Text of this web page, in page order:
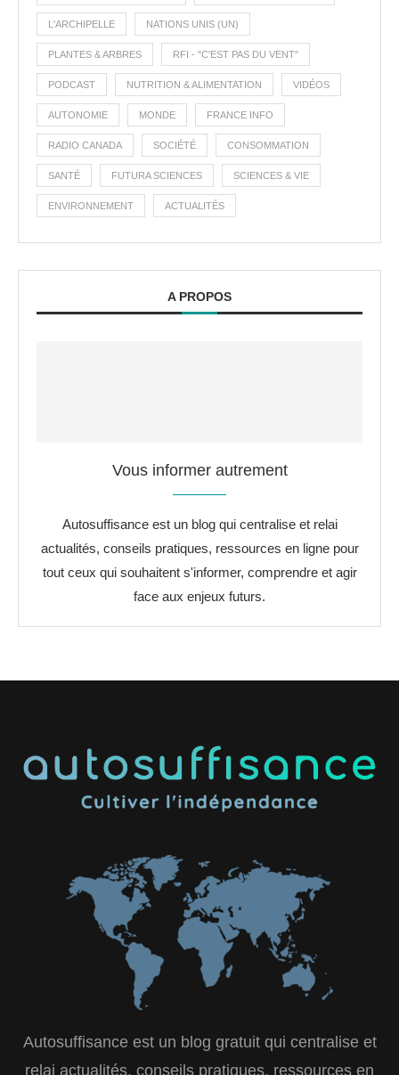
L'ARCHIPELLE NATIONS UNIS (UN)
PLANTES & ARBRES RFI - "C'EST PAS DU VENT"
PODCAST NUTRITION & ALIMENTATION VIDÉOS
AUTONOMIE MONDE FRANCE INFO
RADIO CANADA SOCIÉTÉ CONSOMMATION
SANTÉ FUTURA SCIENCES SCIENCES & VIE
ENVIRONNEMENT ACTUALITÉS
A PROPOS
Vous informer autrement
Autosuffisance est un blog qui centralise et relai
actualités, conseils pratiques, ressources en ligne pour
tout ceux qui souhaitent s'informer, comprendre et agir
face aux enjeux futurs.
Autosuffisance est un blog gratuit qui centralise et
relai actualités, conseils pratiques, ressources en